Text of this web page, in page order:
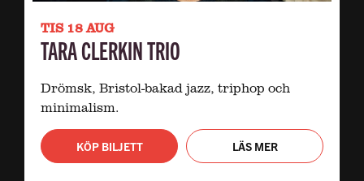
TIS 18 AUG
TARA CLERKIN TRIO
Drömsk, Bristol-bakad jazz, triphop och
minimalism.
KÖP BILJETT LÄS MER